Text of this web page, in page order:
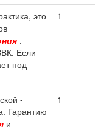
это
.
Если
под
1
-
Гарантию
и
1